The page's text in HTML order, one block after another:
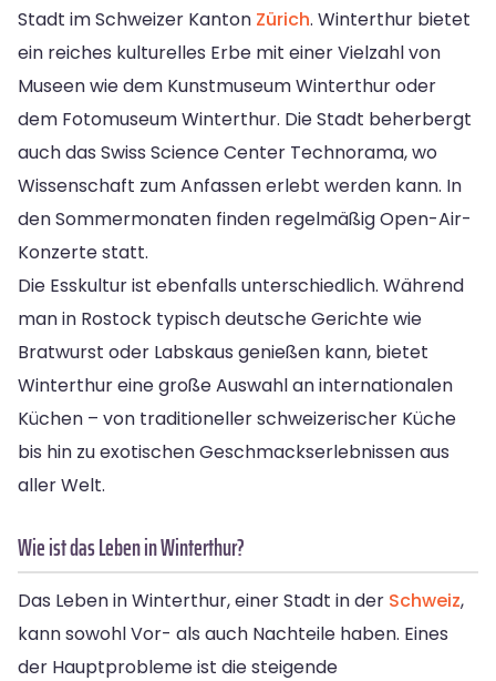
Stadt im Schweizer Kanton Zürich. Winterthur bietet
ein reiches kulturelles Erbe mit einer Vielzahl von
Museen wie dem Kunstmuseum Winterthur oder
dem Fotomuseum Winterthur. Die Stadt beherbergt
auch das Swiss Science Center Technorama, wo
Wissenschaft zum Anfassen erlebt werden kann. In
den Sommermonaten finden regelmäßig Open-Air-
Konzerte statt.
Die Esskultur ist ebenfalls unterschiedlich. Während
man in Rostock typisch deutsche Gerichte wie
Bratwurst oder Labskaus genießen kann, bietet
Winterthur eine große Auswahl an internationalen
Küchen – von traditioneller schweizerischer Küche
bis hin zu exotischen Geschmackserlebnissen aus
aller Welt.
Wie ist das Leben in Winterthur?
Das Leben in Winterthur, einer Stadt in der Schweiz,
kann sowohl Vor- als auch Nachteile haben. Eines
der Hauptprobleme ist die steigende